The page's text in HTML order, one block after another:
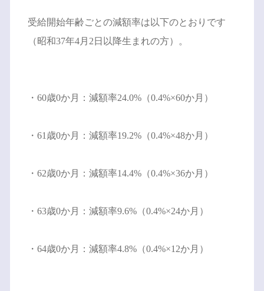
受給開始年齢ごとの減額率は以下のとおりです
（昭和37年4月2日以降生まれの方）。
・60歳0か月：減額率24.0%（0.4%×60か月）
・61歳0か月：減額率19.2%（0.4%×48か月）
・62歳0か月：減額率14.4%（0.4%×36か月）
・63歳0か月：減額率9.6%（0.4%×24か月）
・64歳0か月：減額率4.8%（0.4%×12か月）